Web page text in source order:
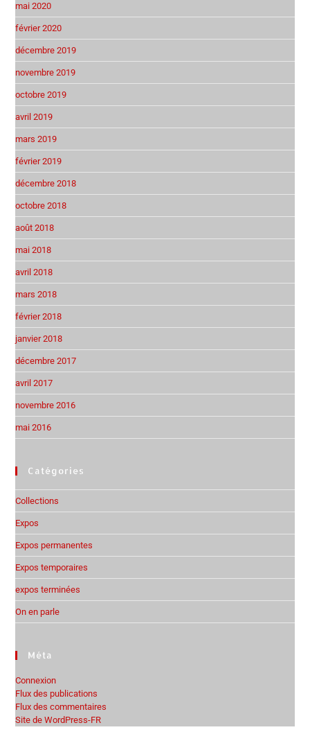
mai 2020
février 2020
décembre 2019
novembre 2019
octobre 2019
avril 2019
mars 2019
février 2019
décembre 2018
octobre 2018
août 2018
mai 2018
avril 2018
mars 2018
février 2018
janvier 2018
décembre 2017
avril 2017
novembre 2016
mai 2016
Catégories
Collections
Expos
Expos permanentes
Expos temporaires
expos terminées
On en parle
Méta
Connexion
Flux des publications
Flux des commentaires
Site de WordPress-FR